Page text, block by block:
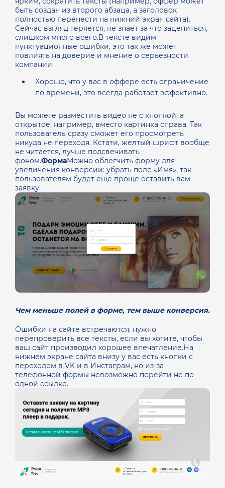
быть создан из второго абзаца, а заголовок
полностью перенести на нижний экран сайта).
Сейчас взгляд теряется, не знает за что зацепиться,
слишком много всего.В тексте видим
пунктуационные ошибки, это так же может
повлиять на доверие и мнение о серьезности
компании.
Хорошо, что у вас в оффере есть ограничение
по времени, это всегда работает эффективно.
Вы можете разместить видео не с кнопкой, а
открытое, например, вместо картинка справа. Так
пользователь сразу сможет его просмотреть
никуда не переходя. Кстати, желтый шрифт вообще
не читается, лучше подсвечивать
фоном.ФормаМожно облегчить форму для
увеличения конверсии: убрать поле «Имя», так
пользователям будет еще проще оставить вам
заявку.
Чем меньше полей в форме, тем выше конверсия.
Ошибки на сайте встречаются, нужно
перепроверить все тексты, если вы хотите, чтобы
ваш сайт производил хорошее впечатление.На
нижнем экране сайта внизу у вас есть кнопки с
переходом в VK и в Инстаграм, но из-за
телефонной формы невозможно перейти не по
одной ссылке.